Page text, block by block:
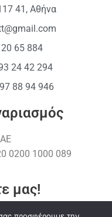
41, Αθήνα
65 884
24 42 294
88 94 946
0200 1000 089
μας!